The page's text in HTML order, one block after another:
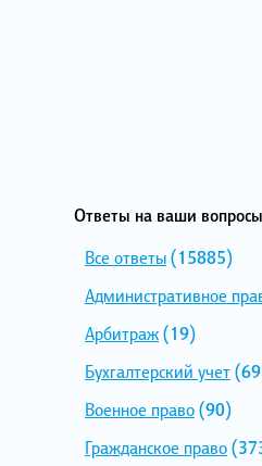
Ответы на ваши
Все ответы(15885)
Административное
Арбитраж(19)
Бухгалтерский учет
Военное право(90)
Гражданское право